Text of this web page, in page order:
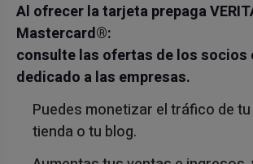
Al ofrecer la tarjeta prepaga
Mastercard®:
consulte las ofertas de los socios
dedicado a las empresas.
Puedes monetizar el tráfico de
tienda o tu blog.